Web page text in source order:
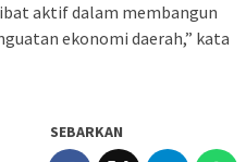
aktif dalam membangun
ekonomi daerah,” kata
SEBARKAN